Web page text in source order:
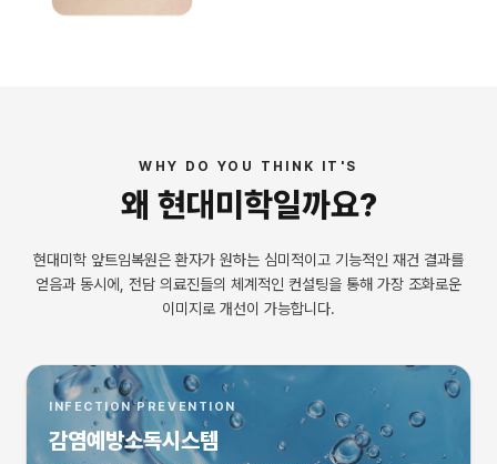
WHY DO YOU THINK IT'S
왜 현대미학일까요?
현대미학 앞트임복원은 환자가 원하는 심미적이고 기능적인 재건 결과를
얻음과 동시에, 전담 의료진들의 체계적인 컨설팅을 통해 가장 조화로운
이미지로 개선이 가능합니다.
INFECTION PREVENTION
감염예방소독시스템